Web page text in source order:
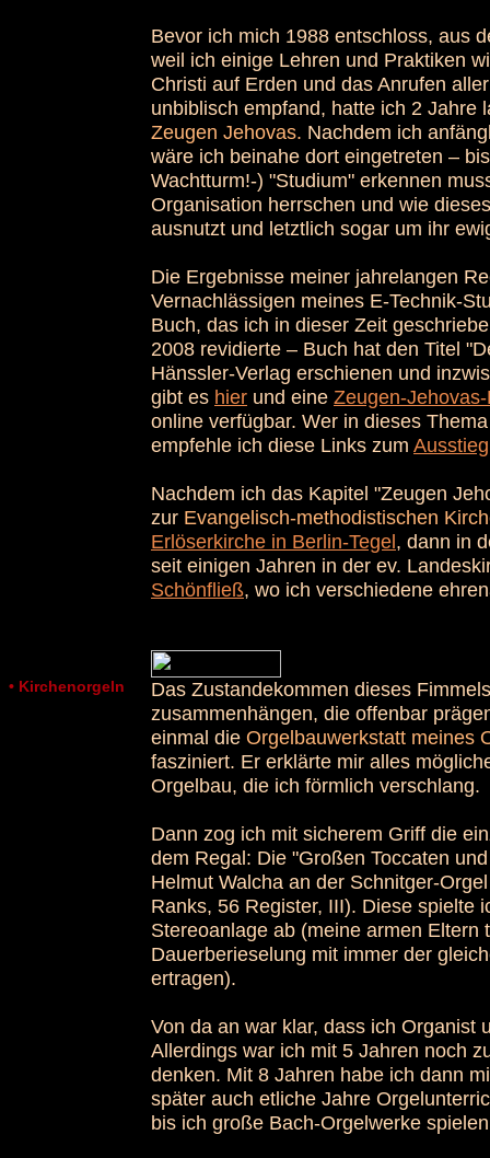
Bevor ich mich 1988 entschloss, aus
weil ich einige Lehren und Praktiken
Christi auf Erden und das Anrufen
unbiblisch empfand, hatte ich 2 Jahre
Zeugen Jehovas. Nachdem ich
wäre ich beinahe dort eingetreten –
Wachtturm!-) "Studium" erkennen
Organisation herrschen und wie
ausnutzt und letztlich sogar um ihr
Die Ergebnisse meiner jahrelangen
Vernachlässigen meines E-Technik-
Buch, das ich in dieser Zeit
2008 revidierte – Buch hat den Titel
Hänssler-Verlag erschienen und
gibt es hier und eine Zeugen-
online verfügbar. Wer in dieses
empfehle ich diese Links zum
Nachdem ich das Kapitel "Zeugen
zur Evangelisch-methodistischen
Erlöserkirche in Berlin-Tegel, dann in
seit einigen Jahren in der ev.
Schönfließ, wo ich verschiedene
• Kirchenorgeln
Das Zustandekommen dieses
zusammenhängen, die offenbar
einmal die Orgelbauwerkstatt meines
fasziniert. Er erklärte mir alles
Orgelbau, die ich förmlich verschlang.
Dann zog ich mit sicherem Griff die
dem Regal: Die "Großen Toccaten
Helmut Walcha an der Schnitger-
Ranks, 56 Register, III). Diese spielte
Stereoanlage ab (meine armen Eltern
Dauerberieselung mit immer der
ertragen).
Von da an war klar, dass ich Organist
Allerdings war ich mit 5 Jahren noch
denken. Mit 8 Jahren habe ich dann
später auch etliche Jahre
bis ich große Bach-Orgelwerke